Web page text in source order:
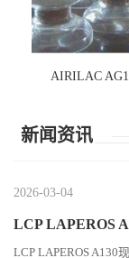
AIRILAC
新闻资讯
2026-03-04
LCP LAPEROS
LCP LAPEROS A130